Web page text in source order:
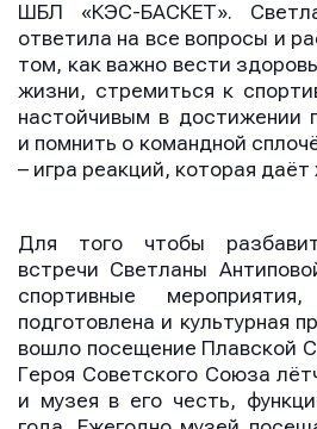
ШБЛ «КЭС-БАСКЕТ».
ответила на все вопросы и
том, как важно вести
жизни, стремиться к
настойчивым в достижении
и помнить о командной
– игра реакций, которая
Для того чтобы
встречи Светланы
спортивные
подготовлена и культурная
вошло посещение
Героя Советского Союза
и музея в его честь,